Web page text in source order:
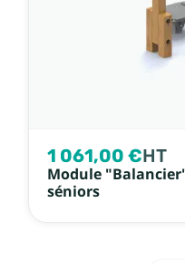
1 061,00 €HT
Module
séniors